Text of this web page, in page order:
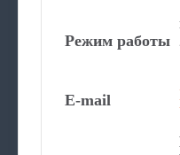
Режим работы
E-mail